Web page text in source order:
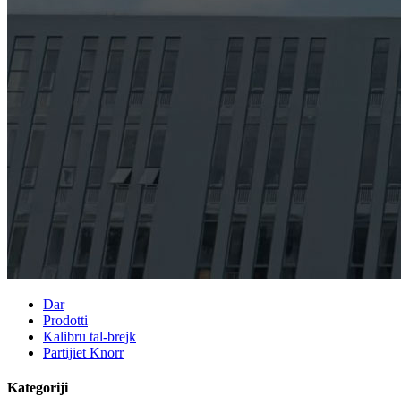
Dar
Prodotti
Kalibru tal-brejk
Partijiet Knorr
Kategoriji